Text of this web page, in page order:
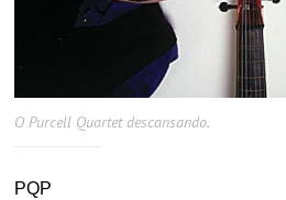
O Purcell Quartet descansando.
PQP